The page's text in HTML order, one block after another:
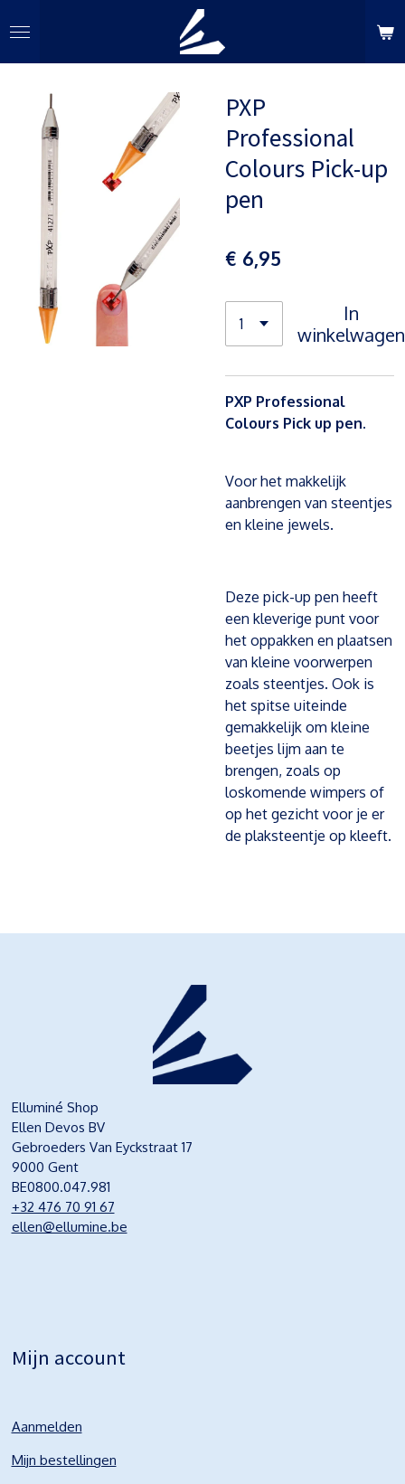
direct
naar
hoofdinhoud
PXP
Professional
Colours Pick-up
pen
€ 6,95
In
winkelwagen
PXP Professional
Colours Pick up pen.
Voor het makkelijk
aanbrengen van steentjes
en kleine jewels.
Deze pick-up pen heeft
een kleverige punt voor
het oppakken en plaatsen
van kleine voorwerpen
zoals steentjes. Ook is
het spitse uiteinde
gemakkelijk om kleine
beetjes lijm aan te
brengen, zoals op
loskomende wimpers of
op het gezicht voor je er
de plaksteentje op kleeft.
Elluminé Shop
Ellen Devos BV
Gebroeders Van Eyckstraat 17
9000 Gent
BE0800.047.981
+32 476 70 91 67
ellen@ellumine.be
Mijn account
Aanmelden
Mijn bestellingen